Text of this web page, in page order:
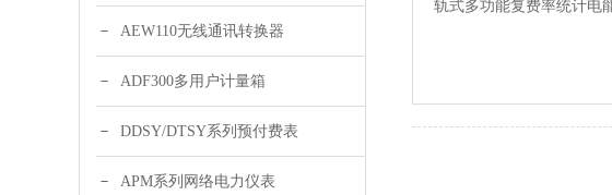
AEW110无线通讯转换器
ADF300多用户计量箱
DDSY/DTSY系列预付费表
APM系列网络电力仪表